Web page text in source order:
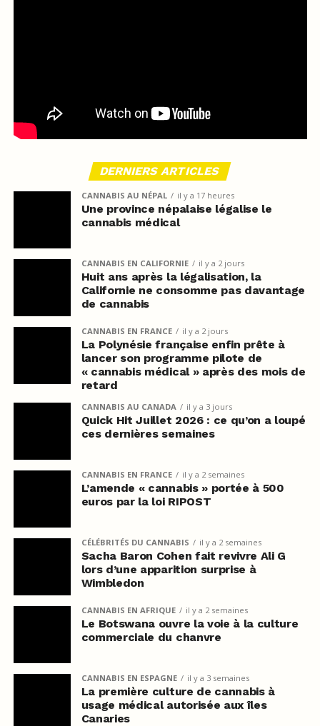
DERNIERS ARTICLES
CANNABIS AU NÉPAL il y a 17 heures
Une province népalaise légalise le
cannabis médical
CANNABIS EN CALIFORNIE il y a 2 jours
Huit ans après la légalisation, la
Californie ne consomme pas davantage
de cannabis
CANNABIS EN FRANCE il y a 2 jours
La Polynésie française enfin prête à
lancer son programme pilote de
« cannabis médical » après des mois de
retard
CANNABIS AU CANADA il y a 3 jours
Quick Hit Juillet 2026 : ce qu’on a loupé
ces dernières semaines
CANNABIS EN FRANCE il y a 2 semaines
L’amende « cannabis » portée à 500
euros par la loi RIPOST
CÉLÉBRITÉS DU CANNABIS il y a 2 semaines
Sacha Baron Cohen fait revivre Ali G
lors d’une apparition surprise à
Wimbledon
CANNABIS EN AFRIQUE il y a 2 semaines
Le Botswana ouvre la voie à la culture
commerciale du chanvre
CANNABIS EN ESPAGNE il y a 3 semaines
La première culture de cannabis à
usage médical autorisée aux îles
Canaries